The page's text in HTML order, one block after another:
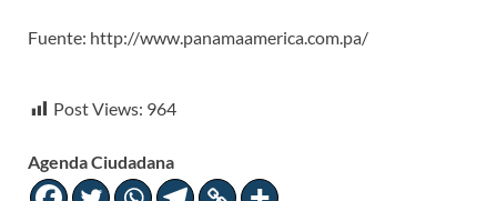
Fuente: http://www.panamaamerica.com.pa/
Post Views: 964
Agenda Ciudadana